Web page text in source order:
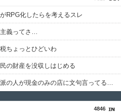
RPG化したらを考えるスレ
義ってさ…
ちょっとひどいわ
の財産を没収しはじめる
キャッシュレス派の人が現金のみの店に文句言ってるのってどう思う？
4846